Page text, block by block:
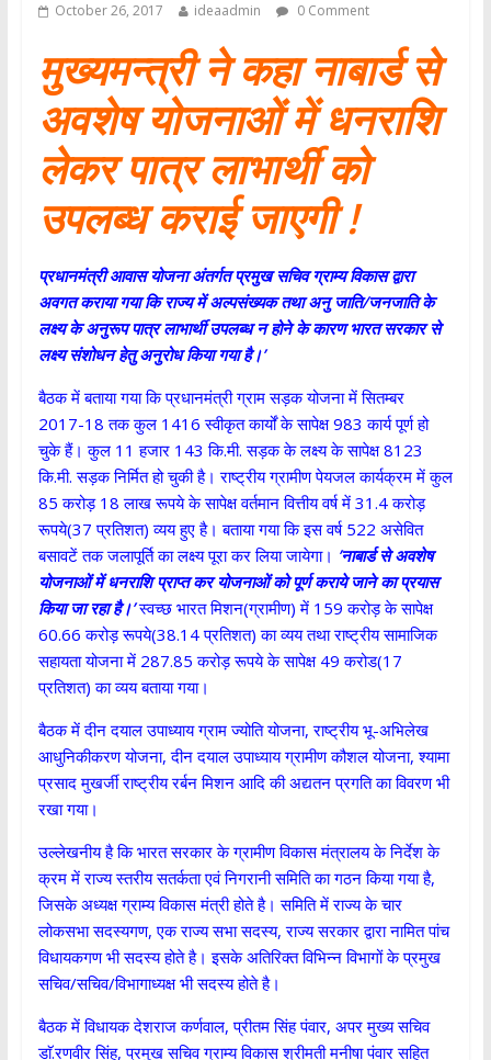
October 26, 2017 ideaadmin 0 Comment
मुख्यमन्त्री ने कहानाबार्ड से
अवशेष योजनाओं में धनराशि
लेकर पात्र लाभार्थी को
उपलब्ध कराई जाएगी !
प्रधानमंत्री आवास योजना अंतर्गत प्रमुख सचिव ग्राम्य विकास द्वारा
अवगत कराया गया कि राज्य में अल्पसंख्यक तथा अनु जाति/जनजाति के
लक्ष्य के अनुरूप पात्र लाभार्थी उपलब्ध न होने के कारण भारत सरकार से
लक्ष्य संशोधन हेतु अनुरोध किया गया है।’
बैठक में बताया गया कि प्रधानमंत्री ग्राम सड़क योजना में सितम्बर
2017-18 तक कुल 1416 स्वीकृत कार्यों के सापेक्ष 983 कार्य पूर्ण हो
चुके हैं। कुल 11 हजार 143 कि.मी. सड़क के लक्ष्य के सापेक्ष 8123
कि.मी. सड़क निर्मित हो चुकी है। राष्ट्रीय ग्रामीण पेयजल कार्यक्रम में कुल
85 करोड़ 18 लाख रूपये के सापेक्ष वर्तमान वित्तीय वर्ष में 31.4 करोड़
रूपये(37 प्रतिशत) व्यय हुए है। बताया गया कि इस वर्ष 522 असेवित
बसावटें तक जलापूर्ति का लक्ष्य पूरा कर लिया जायेगा। ’नाबार्ड से अवशेष
योजनाओं में धनराशि प्राप्त कर योजनाओं को पूर्ण कराये जाने का प्रयास
किया जा रहा है।’स्वच्छ भारत मिशन(ग्रामीण) में 159 करोड़ के सापेक्ष
60.66 करोड़ रूपये(38.14 प्रतिशत) का व्यय तथा राष्ट्रीय सामाजिक
सहायता योजना में 287.85 करोड़ रूपये के सापेक्ष 49 करोड(17
प्रतिशत) का व्यय बताया गया।
बैठक में दीन दयाल उपाध्याय ग्राम ज्योति योजना, राष्ट्रीय भू-अभिलेख
आधुनिकीकरण योजना, दीन दयाल उपाध्याय ग्रामीण कौशल योजना, श्यामा
प्रसाद मुखर्जी राष्ट्रीय रर्बन मिशन आदि की अद्यतन प्रगति का विवरण भी
रखा गया।
उल्लेखनीय है कि भारत सरकार के ग्रामीण विकास मंत्रालय के निर्देश के
क्रम में राज्य स्तरीय सतर्कता एवं निगरानी समिति का गठन किया गया है,
जिसके अध्यक्ष ग्राम्य विकास मंत्री होते है। समिति में राज्य के चार
लोकसभा सदस्यगण, एक राज्य सभा सदस्य, राज्य सरकार द्वारा नामित पांच
विधायकगण भी सदस्य होते है। इसके अतिरिक्त विभिन्न विभागों के प्रमुख
सचिव/सचिव/विभागाध्यक्ष भी सदस्य होते है।
बैठक में विधायक देशराज कर्णवाल, प्रीतम सिंह पंवार, अपर मुख्य सचिव
डाॅ.रणवीर सिंह, प्रमुख सचिव ग्राम्य विकास श्रीमती मनीषा पंवार सहित